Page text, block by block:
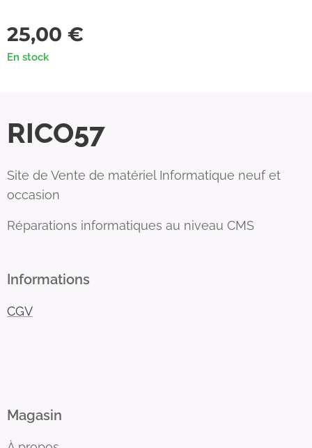
25,00 €
En stock
RICO57
Site de Vente de matériel Informatique neuf et
occasion
Réparations informatiques au niveau CMS
Informations
CGV
Magasin